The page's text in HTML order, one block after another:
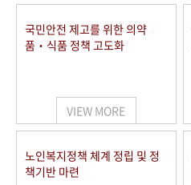
국민안전 제고를 위한 의약
품‧식품 정책 고도화
VIEW MORE
노인복지정책 체계 정립 및 정
책기반 마련